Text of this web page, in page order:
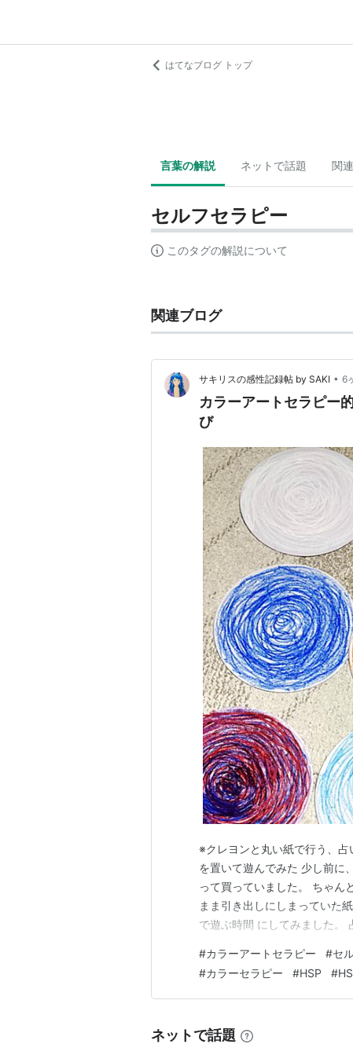
はてなブログ トップ
言葉の解説 ネットで話題 関
セルフセラピー
このタグの解説について
関連ブログ
サキリスの感性記録帖 by SAKI • 6
カラーアートセラピー
び
※クレヨンと丸い紙で行う、
を置いて遊んでみた 少し前に
って買っていました。 ちゃん
まま引き出しにしまっていた
で遊ぶ時間 にしてみました。
今回は色を選んで、置いてみ
ラーアートセラピー的な遊び
#カラーアートセラピー #セ
#カラーセラピー #HSP #
ネットで話題